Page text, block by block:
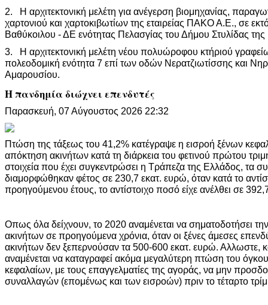
2. Η αρχιτεκτονική μελέτη για ανέγερση βιομηχανίας,
χαρτονιού και χαρτοκιβωτίων της εταιρείας ΠΑΚΟ Α.Ε., σε
Βαθύκοιλου - ΔΕ ενότητας Πελασγίας του Δήμου Στυλίδας
3. Η αρχιτεκτονική μελέτη νέου πολυώροφου κτήριού
πολεοδομική ενότητα 7 επί των οδών Νερατζιωτίσσης και
Αμαρουσίου.
Η πανδημία διώχνει επενδυτές
Παρασκευή, 07 Αύγουστος 2026 22:32
Πτώση της τάξεως του 41,2% κατέγραψε η εισροή ξένων
απόκτηση ακινήτων κατά τη διάρκεια του φετινού πρώτου
στοιχεία που έχει συγκεντρώσει η Τράπεζα της Ελλάδος, τα
διαμορφώθηκαν φέτος σε 230,7 εκατ. ευρώ, όταν κατά το
προηγούμενου έτους, το αντίστοιχο ποσό είχε ανέλθει σε
Οπως όλα δείχνουν, το 2020 αναμένεται να σηματοδοτήσει
ακινήτων σε προηγούμενα χρόνια, όταν οι ξένες άμεσες
ακινήτων δεν ξεπερνούσαν τα 500-600 εκατ. ευρώ. Αλλωστε,
αναμένεται να καταγραφεί ακόμα μεγαλύτερη πτώση του
κεφαλαίων, με τους επαγγελματίες της αγοράς, να μην
συναλλαγών (επομένως και των εισροών) πριν το τέταρτο